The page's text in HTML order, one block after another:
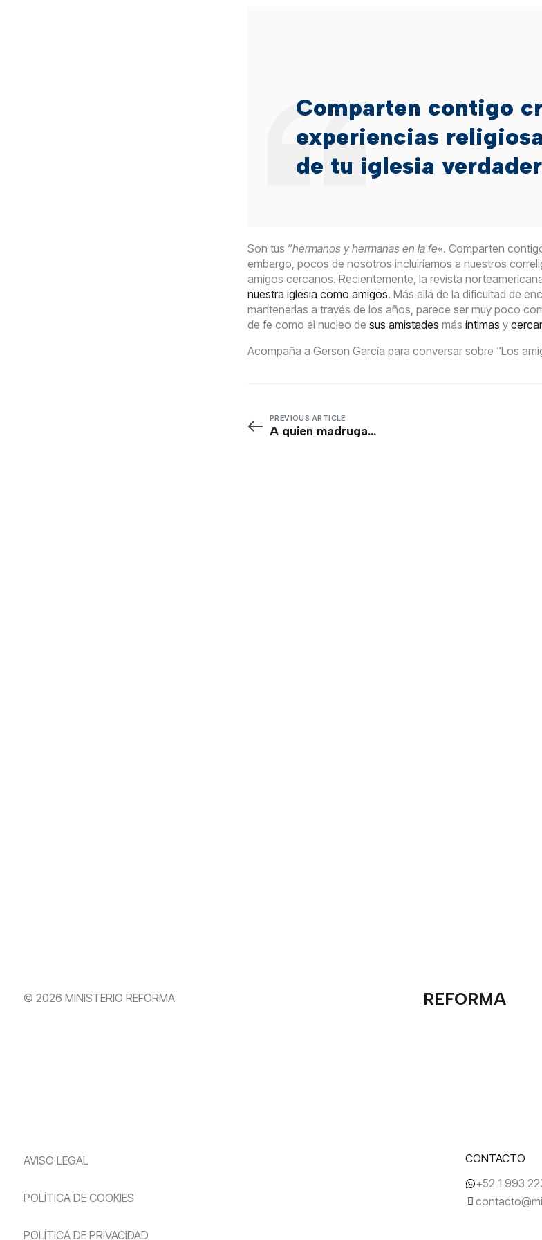
Comparten contigo
experiencias
de tu iglesia
Son tus “hermanos y hermanas en la fe«. Comparten
embargo, pocos de nosotros incluiríamos a nuestros
amigos cercanos. Recientemente, la revista
nuestra iglesia como amigos. Más allá de la dificultad de
mantenerlas a través de los años, parece ser muy poco
de fe como el nucleo de sus amistades más íntimas y
Acompaña a Gerson García para conversar sobre “Los
PREVIOUS ARTICLE
A quien madruga…
© 2026 MINISTERIO REFORMA REFORMA
AVISO LEGAL
POLÍTICA DE COOKIES
POLÍTICA DE PRIVACIDAD
CONTACTO
+52 1 993